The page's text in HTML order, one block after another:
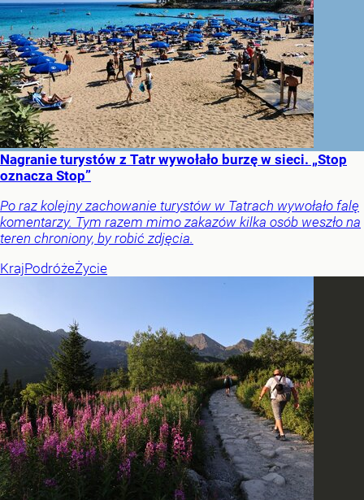
Nagranie turystów z Tatr wywołało burzę w sieci. „Stop
oznacza Stop”
Po raz kolejny zachowanie turystów w Tatrach wywołało falę
komentarzy. Tym razem mimo zakazów kilka osób weszło na
teren chroniony, by robić zdjęcia.
KrajPodróżeŻycie